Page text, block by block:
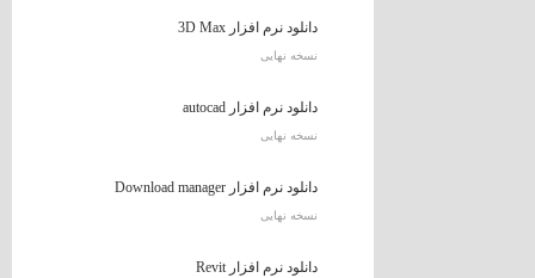
دانلود نرم افزار 3D Max
نسخه نهایی
دانلود نرم افزار autocad
نسخه نهایی
دانلود نرم افزار Download manager
نسخه نهایی
دانلود نرم افزار Revit